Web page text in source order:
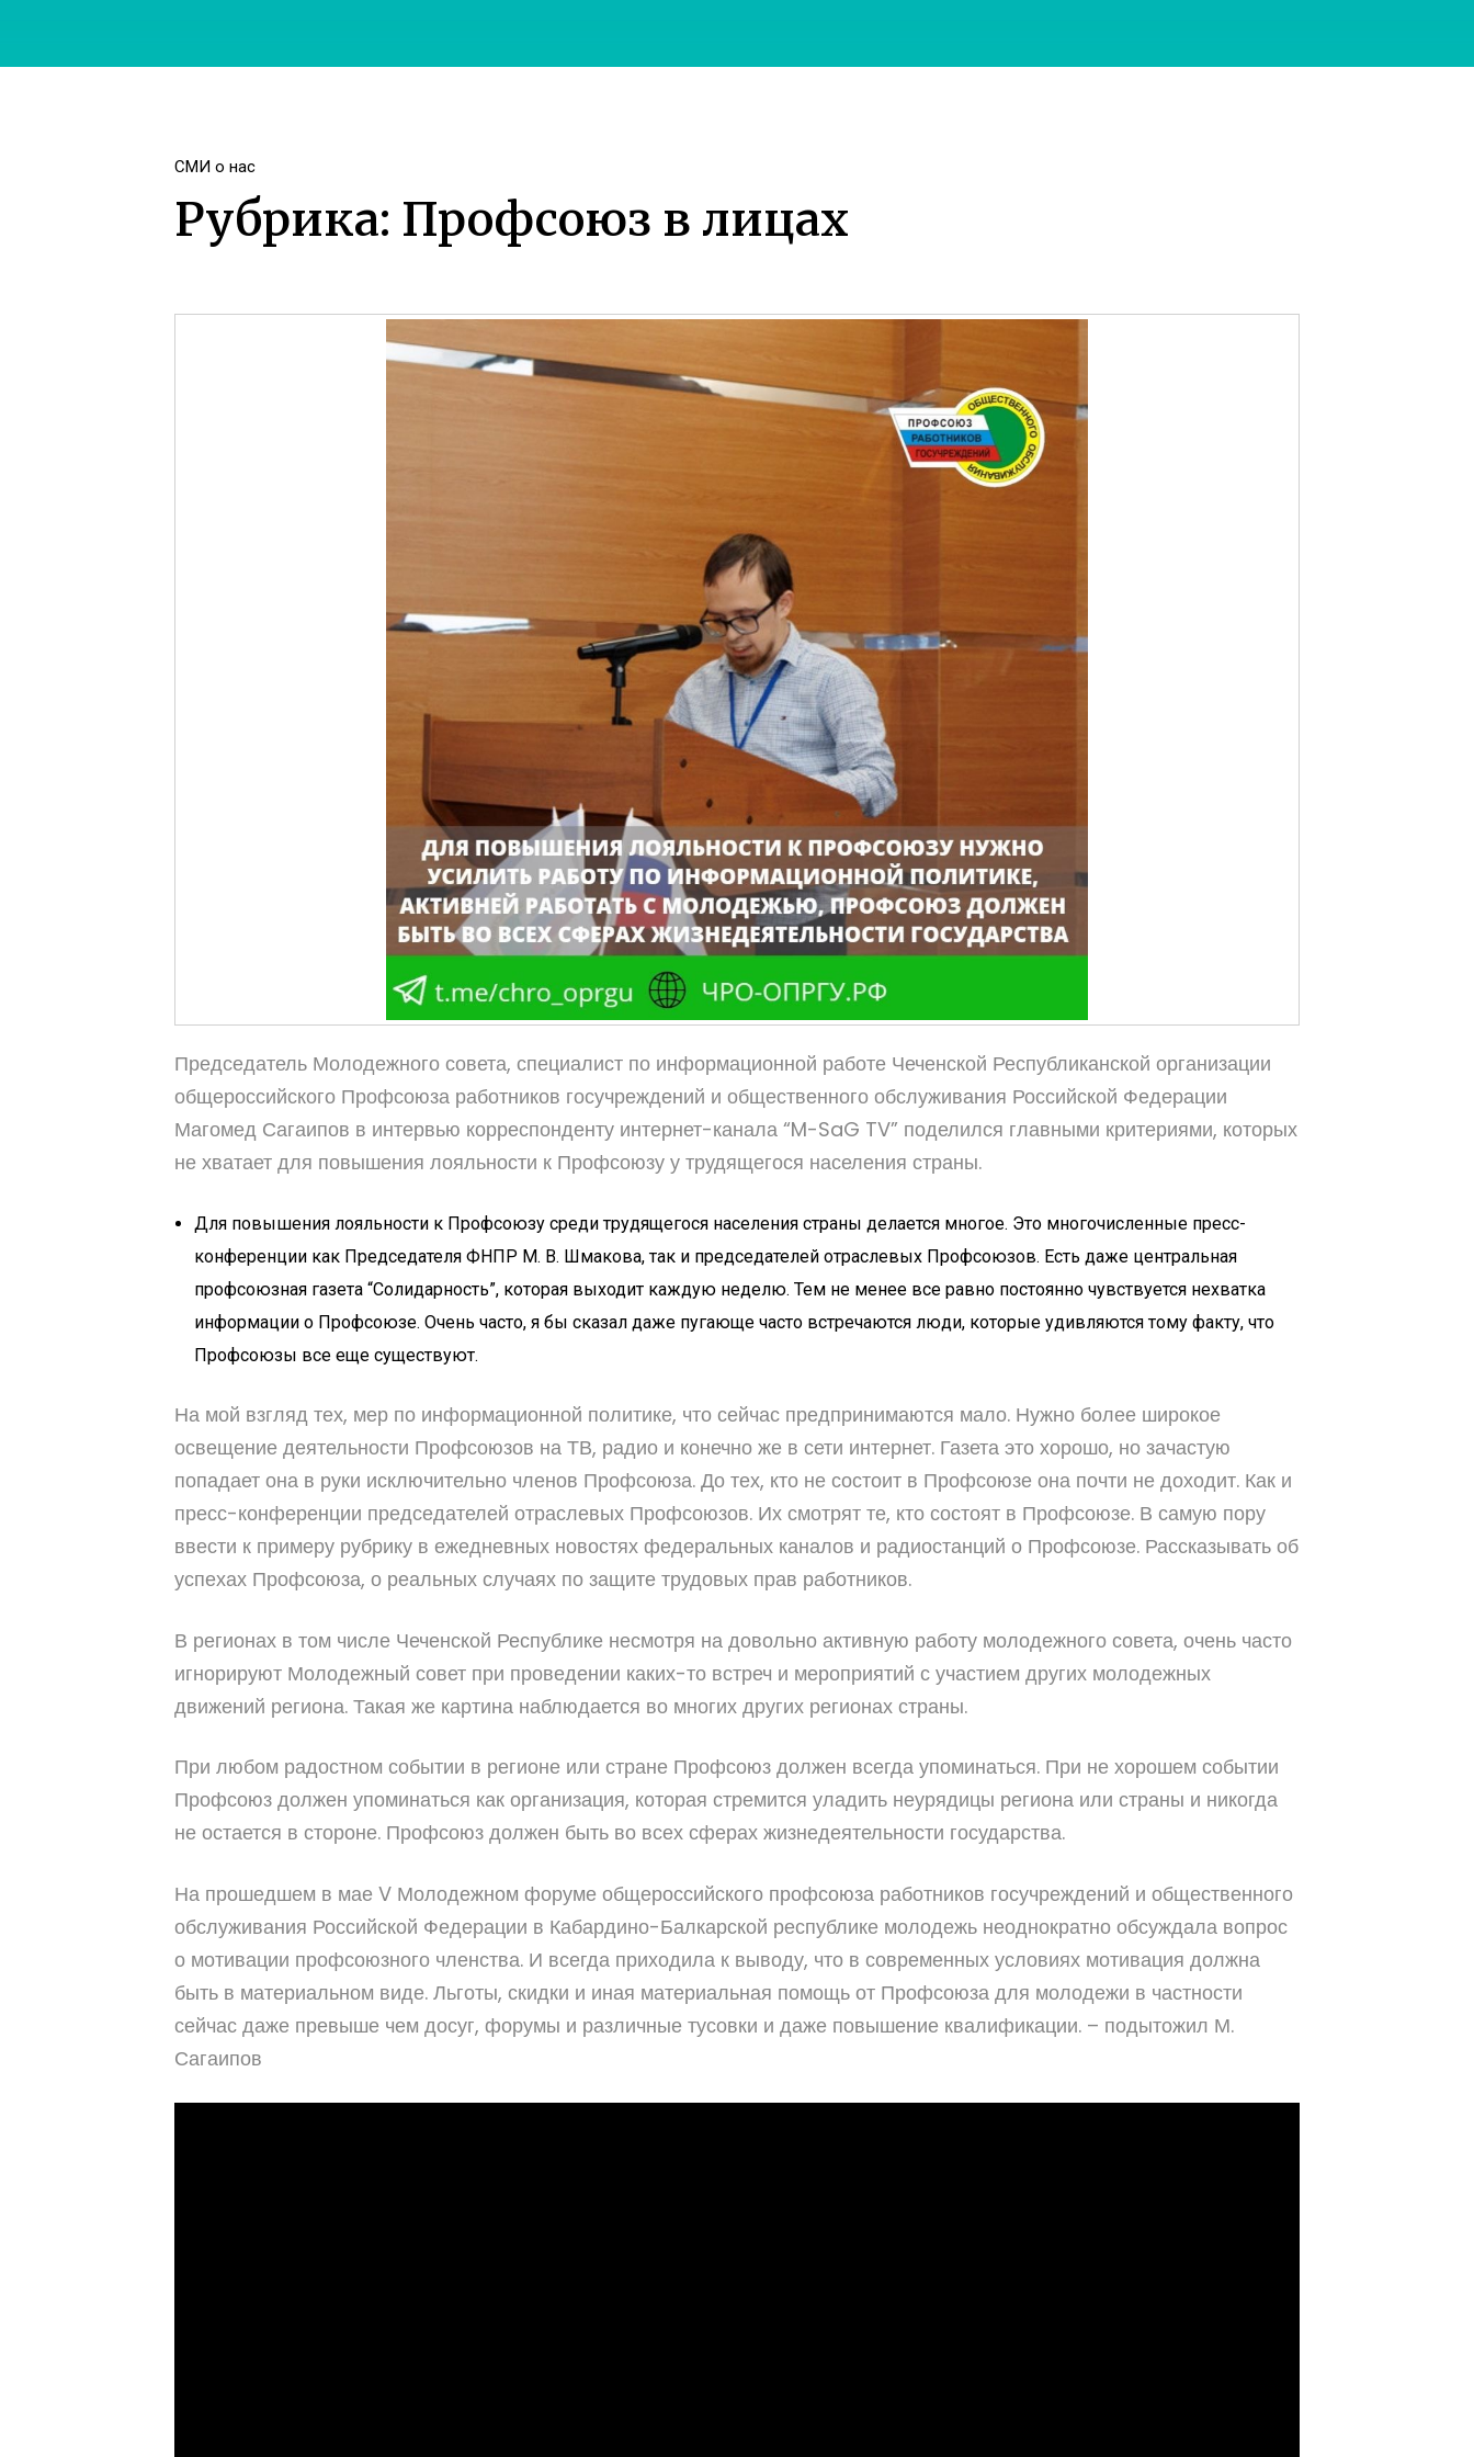
СМИ о нас
Рубрика: Профсоюз в лицах
Председатель Молодежного совета, специалист по информационной работе Чеченской Республиканской организации
общероссийского Профсоюза работников госучреждений и общественного обслуживания Российской Федерации
Магомед Сагаипов в интервью корреспонденту интернет-канала “M-SaG TV” поделился главными критериями, которых
не хватает для повышения лояльности к Профсоюзу у трудящегося населения страны.
Для повышения лояльности к Профсоюзу среди трудящегося населения страны делается многое. Это многочисленные пресс-
конференции как Председателя ФНПР М. В. Шмакова, так и председателей отраслевых Профсоюзов. Есть даже центральная
профсоюзная газета “Солидарность”, которая выходит каждую неделю. Тем не менее все равно постоянно чувствуется нехватка
информации о Профсоюзе. Очень часто, я бы сказал даже пугающе часто встречаются люди, которые удивляются тому факту, что
Профсоюзы все еще существуют.
На мой взгляд тех, мер по информационной политике, что сейчас предпринимаются мало. Нужно более широкое
освещение деятельности Профсоюзов на ТВ, радио и конечно же в сети интернет. Газета это хорошо, но зачастую
попадает она в руки исключительно членов Профсоюза. До тех, кто не состоит в Профсоюзе она почти не доходит. Как и
пресс-конференции председателей отраслевых Профсоюзов. Их смотрят те, кто состоят в Профсоюзе. В самую пору
ввести к примеру рубрику в ежедневных новостях федеральных каналов и радиостанций о Профсоюзе. Рассказывать об
успехах Профсоюза, о реальных случаях по защите трудовых прав работников.
В регионах в том числе Чеченской Республике несмотря на довольно активную работу молодежного совета, очень часто
игнорируют Молодежный совет при проведении каких-то встреч и мероприятий с участием других молодежных
движений региона. Такая же картина наблюдается во многих других регионах страны.
При любом радостном событии в регионе или стране Профсоюз должен всегда упоминаться. При не хорошем событии
Профсоюз должен упоминаться как организация, которая стремится уладить неурядицы региона или страны и никогда
не остается в стороне. Профсоюз должен быть во всех сферах жизнедеятельности государства.
На прошедшем в мае V Молодежном форуме общероссийского профсоюза работников госучреждений и общественного
обслуживания Российской Федерации в Кабардино-Балкарской республике молодежь неоднократно обсуждала вопрос
о мотивации профсоюзного членства. И всегда приходила к выводу, что в современных условиях мотивация должна
быть в материальном виде. Льготы, скидки и иная материальная помощь от Профсоюза для молодежи в частности
сейчас даже превыше чем досуг, форумы и различные тусовки и даже повышение квалификации. – подытожил М.
Сагаипов